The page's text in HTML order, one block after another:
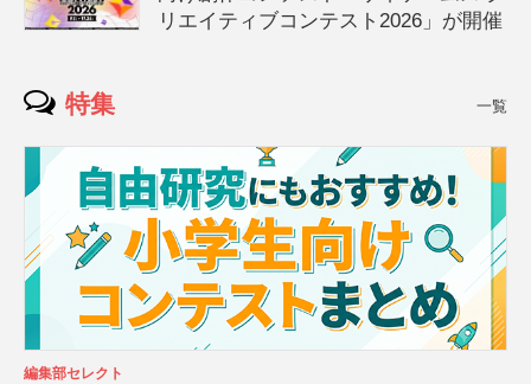
リエイティブコンテスト2026」が開催
特集 一覧
編集部セレクト